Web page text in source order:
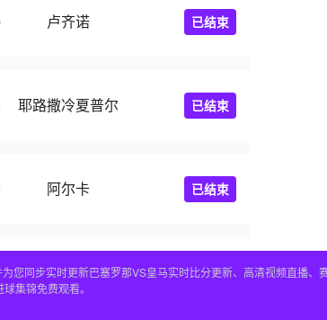
卢齐诺 已结束
耶路撒冷夏普尔 已结束
阿尔卡 已结束
您同步实时更新巴塞罗那VS皇马实时比分更新、高清视频直播
集锦免费观看。